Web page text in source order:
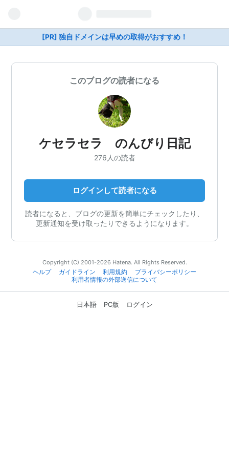
[PR] 独自ドメインは早めの取得がおすすめ！
このブログの読者になる
ケセラセラ のんびり日記
276人の読者
ログインして読者になる
読者になると、ブログの更新を簡単にチェックしたり、
更新通知を受け取ったりできるようになります。
Copyright (C) 2001-2026 Hatena. All Rights Reserved.
ヘルプ
ガイドライン 利用規約
プライバシーポリシー
利用者情報の外部送信について
日本語 PC版 ログイン